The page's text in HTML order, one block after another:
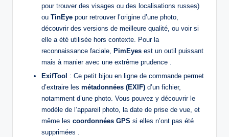
pour trouver des visages ou des localisations russes)
ou TinEye pour retrouver l’origine d’une photo,
découvrir des versions de meilleure qualité, ou voir si
elle a été utilisée hors contexte. Pour la
reconnaissance faciale,
PimEyes est un outil puissant
mais à manier avec une extrême prudence .
ExifTool : Ce petit bijou en ligne de commande permet
d’extraire les métadonnées (EXIF) d’un fichier,
notamment d’une photo. Vous pouvez y découvrir le
modèle de l’appareil photo, la date de prise de vue, et
même les coordonnées GPS si elles n’ont pas été
supprimées .